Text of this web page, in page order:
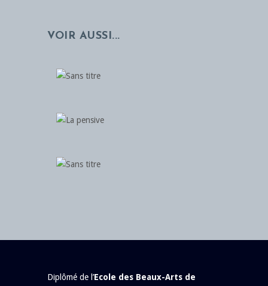
VOIR AUSSI...
Diplômé de l’Ecole des Beaux-Arts de